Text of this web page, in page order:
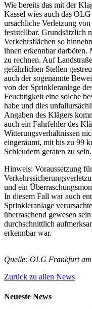
Wie bereits das mit der
Kassel wies auch das
ursächliche Verletzung
feststellbar. Grundsätzlich
Verkehrsflächen so
ihnen erkennbar darböten.
zu rechnen. Auf
gefährlichen Stellen
auch der sogenannte
von der Sprinkleranlage
Feuchtigkeit eine solche
habe und dies
Angaben des Klägers
auch ein Fahrfehler des
Witterungsverhältnissen
eingeräumt, mit bis zu 99
Schleudern geraten zu sein.
Hinweis: Voraussetzung
und ein
In diesem Fall war auch
Sprinkleranlage
überraschend gewesen
durchschnittlich
erkennbar war.
Quelle: OLG Frankfurt
Zurück zu allen News
Neueste News